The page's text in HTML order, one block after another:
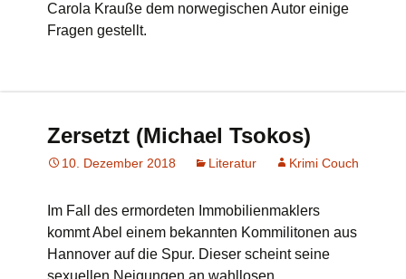
Carola Krauße dem norwegischen Autor einige
Fragen gestellt.
Zersetzt (Michael Tsokos)
10. Dezember 2018 Literatur Krimi Couch
Im Fall des ermordeten Immobilienmaklers
kommt Abel einem bekannten Kommilitonen aus
Hannover auf die Spur. Dieser scheint seine
sexuellen Neigungen an wahllosen